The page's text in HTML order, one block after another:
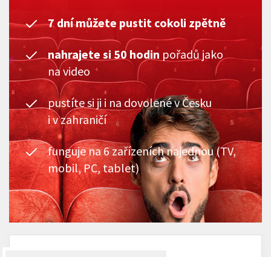
7 dní můžete pustit cokoli zpětně
nahrajete si 50 hodin pořadů jako
na video
pustíte si ji i na dovolené v Česku
i v zahraničí
funguje na 6 zařízeních najednou (TV,
mobil, PC, tablet)